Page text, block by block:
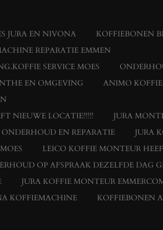
JURA EN NIVONA
KOFFIEBONEN
REPARATIE EMMEN
SERVICE MOES
EN OMGEVING ANIMO
NIEUWE LOCATIE!!!!!
JURA
EN REPARATIE
JURA
LEICO KOFFIE MONTEUR
OP AFSPRAAK DEZELFDE DAG
JURA KOFFIE MONTEUR
KOFFIEMACHINE KOFFIEBONEN